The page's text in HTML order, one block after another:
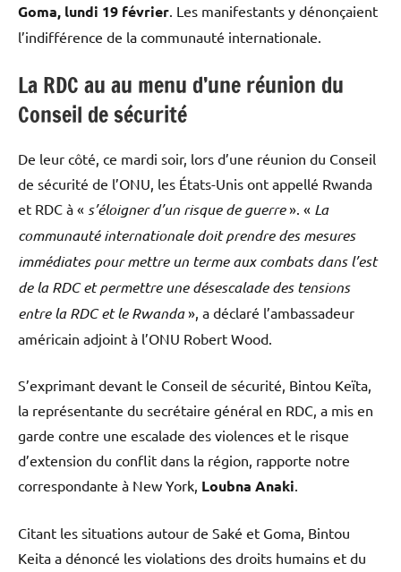
Goma, lundi 19 février . Les manifestants y dénonçaient
l’indifférence de la communauté internationale.
La RDC au au menu d’une réunion du
Conseil de sécurité
De leur côté, ce mardi soir, lors d’une réunion du Conseil
de sécurité de l’ONU, les États-Unis ont appellé Rwanda
et RDC à « s’éloigner d’un risque de guerre». « La
communauté internationale doit prendre des mesures
immédiates pour mettre un terme aux combats dans l’est
de la RDC et permettre une désescalade des tensions
entre la RDC et le Rwanda», a déclaré l’ambassadeur
américain adjoint à l’ONU Robert Wood.
S’exprimant devant le Conseil de sécurité, Bintou Keïta,
la représentante du secrétaire général en RDC, a mis en
garde contre une escalade des violences et le risque
d’extension du conflit dans la région, rapporte notre
correspondante à New York, Loubna Anaki
Citant les situations autour de Saké et Goma, Bintou
Keita a dénoncé les violations des droits humains et du